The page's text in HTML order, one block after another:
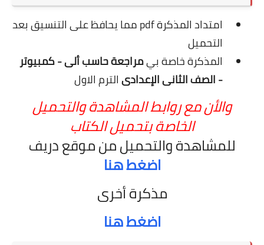
امتداد المذكرة pdf مما يحافظ على التنسيق بعد
التحميل
المذكرة خاصة بيمراجعة حاسب ألى - كمبيوتر
- الصف الثانى الإعدادىالترم الاول
والأن مع روابط المشاهدة والتحميل
الخاصة بتحميل الكتاب
للمشاهدة والتحميل من موقع دريف
اضغط هنا
مذكرة أخرى
اضغط هنا